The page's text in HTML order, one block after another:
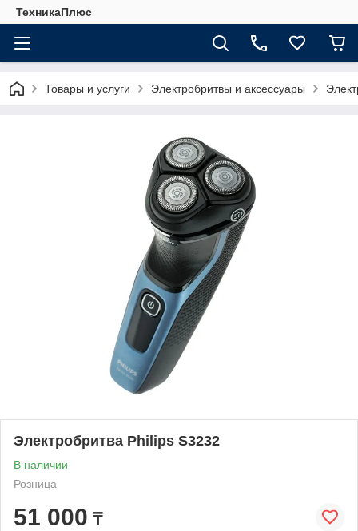
ТехникаПлюс
Товары и услуги Электробритвы и аксессуары
Электробритва Philips S3232
В наличии
Розница
51 000 ₸